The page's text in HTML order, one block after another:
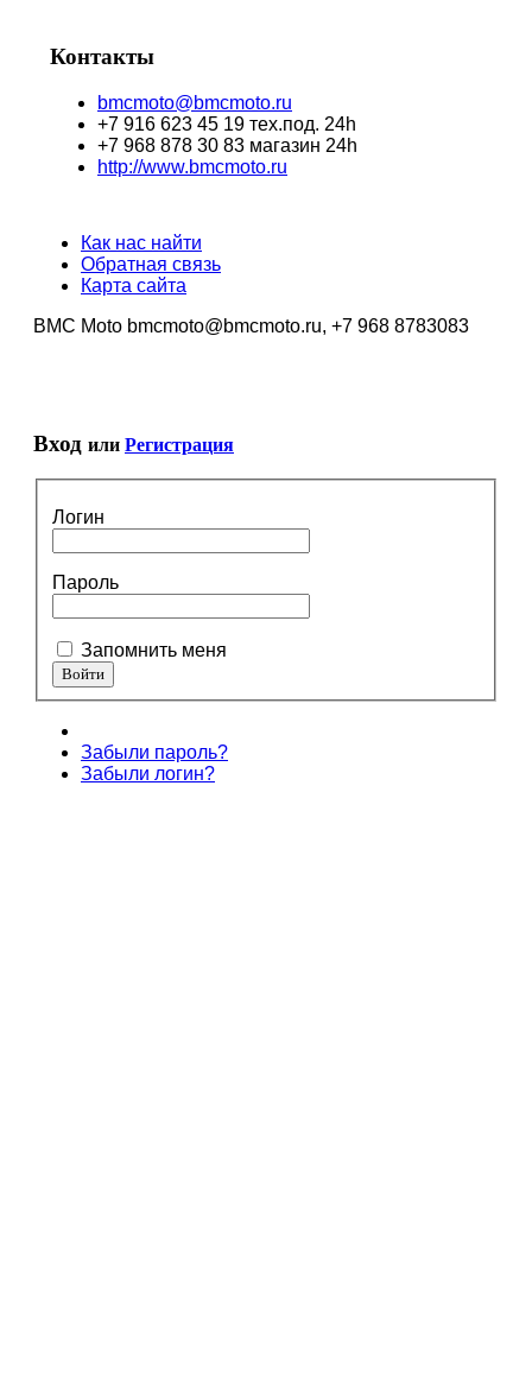
Контакты
bmcmoto@bmcmoto.ru
+7 916 623 45 19 тех.под. 24h
+7 968 878 30 83 магазин 24h
http://www.bmcmoto.ru
Как нас найти
Обратная связь
Карта сайта
BMC Moto bmcmoto@bmcmoto.ru, +7 968 8783083
Вход или Регистрация
Логин
Пароль
Запомнить меня
Забыли пароль?
Забыли логин?